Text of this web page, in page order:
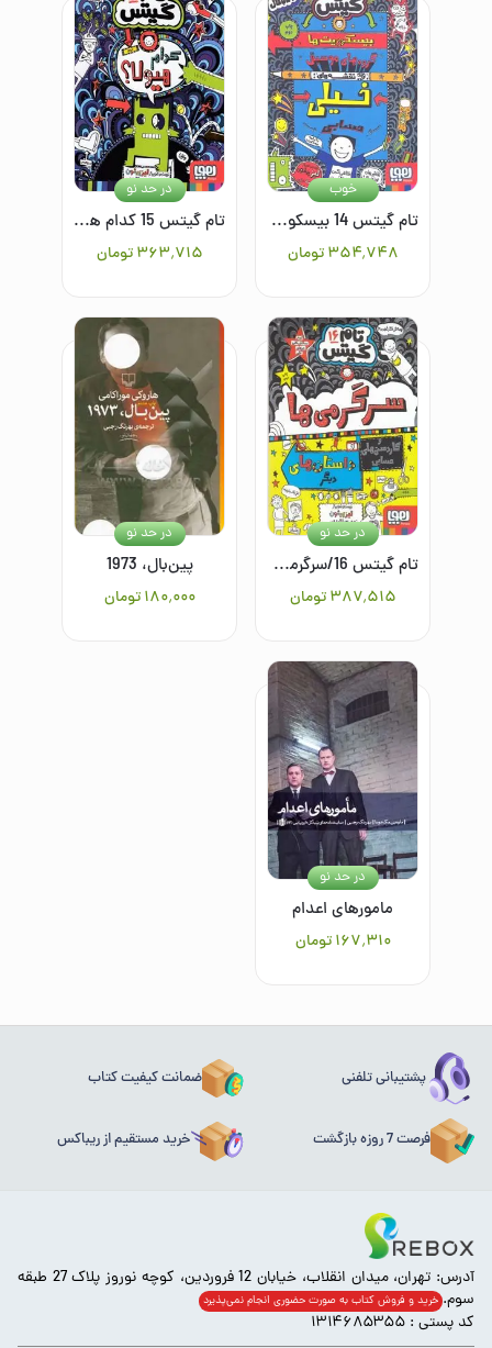
تام گیتس 14 بیسکوییت‌ها، گروه‌های موسیقی و نقشه‌های خیلی حسابی
۳۵۴٬۷۴۸ تومان
خوب
تام گیتس 15 کدام هیولا؟
۳۶۳٬۷۱۵ تومان
در حد نو
تام گیتس 16/سرگرمی‌ها و کاردستی‌های حسابی و داستان‌های دیگر
۳۸۷٬۵۱۵ تومان
در حد نو
پین‌بال، 1973
۱۸۰٬۰۰۰ تومان
در حد نو
مامورهای اعدام
۱۶۷٬۳۱۰ تومان
در حد نو
پشتیبانی تلفنی ضمانت کیفیت کتاب
فرصت 7 روزه بازگشت خرید مستقیم از ریباکس
آدرس: تهران، میدان انقلاب، خیابان 12 فروردین، کوچه نوروز پلاک 27 طبقه
سوم. خرید و فروش کتاب به صورت حضوری انجام‌ نمی‌پذیرد
کد پستی : ۱۳۱۴۶۸۵۳۵۵